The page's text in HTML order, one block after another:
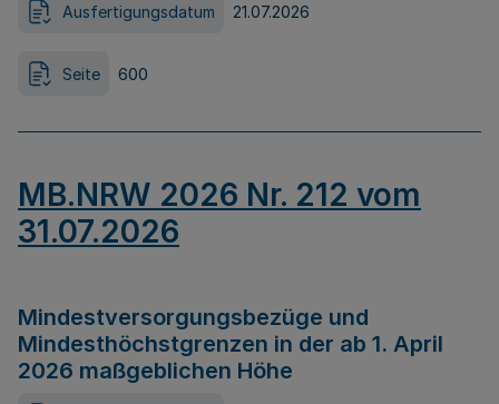
Ausfertigungsdatum 21.07.2026
Seite 600
MB.NRW 2026 Nr. 212 vom
31.07.2026
Mindestversorgungsbezüge und
Mindesthöchstgrenzen in der ab 1. April
2026 maßgeblichen Höhe